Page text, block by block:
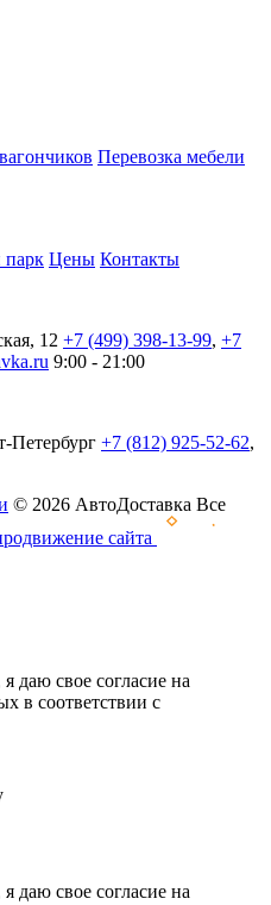
Перевозка мебели
парк Цены Контакты
12 +7 (499) 398-13-99, +7
9:00 - 21:00
Петербург +7 (812) 925-52-62,
© 2026 АвтоДоставка Все
сайта
даю свое согласие на
в соответствии с
даю свое согласие на